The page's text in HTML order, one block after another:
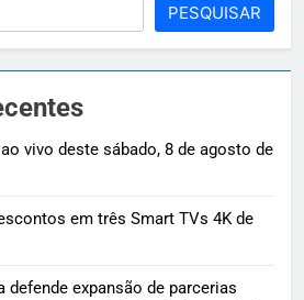
PESQUISAR
vivo deste sábado, 8 de agosto de
em três Smart TVs 4K de
defende expansão de parcerias